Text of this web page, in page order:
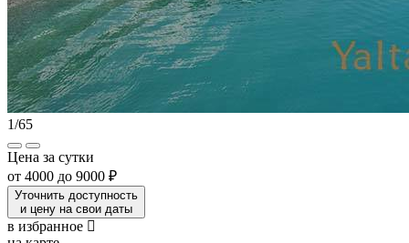
1/65
Цена за сутки
от 4000 до 9000 ₽
Уточнить доступность
и цену на свои даты
в избранное